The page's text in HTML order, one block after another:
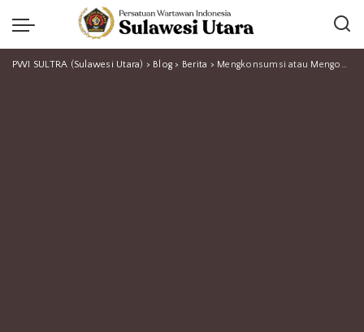
PWI SULTRA (Sulawesi Utara) > Blog > Berita > Mengkonsumsi atau Mengonsumsi: Penulisan yang Tepat Sesuai KBBI dan PUEBI